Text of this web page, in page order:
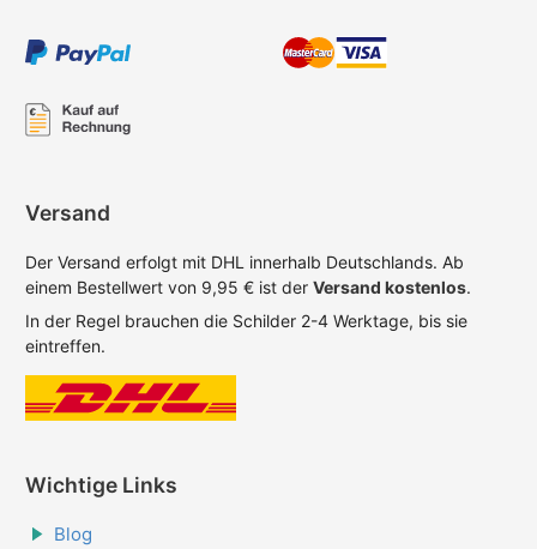
Versand
Der Versand erfolgt mit DHL innerhalb Deutschlands. Ab
einem Bestellwert von 9,95 € ist der Versand kostenlos.
In der Regel brauchen die Schilder 2-4 Werktage, bis sie
eintreffen.
Wichtige Links
Blog